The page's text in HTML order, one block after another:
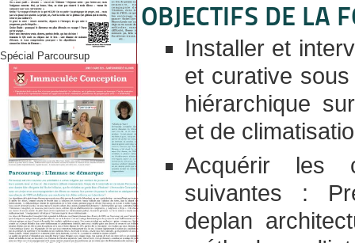
Spécial Parcoursup
OBJECTIFS DE LA
Installer et
et curative
hiérarchique
et de
Acquérir les
suivantes :
deplan